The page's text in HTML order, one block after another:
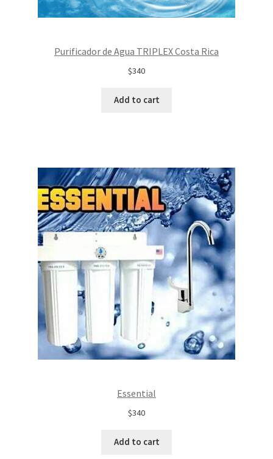
Purificador de Agua TRIPLEX Costa Rica
$340
Add to cart
Essential
$340
Add to cart